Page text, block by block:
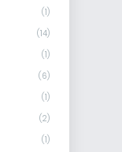
(1)
(14)
(1)
(6)
(1)
(2)
(1)